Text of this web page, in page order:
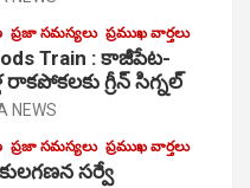
ప్రజా సమస్యలు ప్రముఖ వార్తలు
Train : కాజీపేట-
రాకపోకలకు గ్రీన్ సిగ్నల్
NEWS
ప్రజా సమస్యలు ప్రముఖ వార్తలు
సర్వే